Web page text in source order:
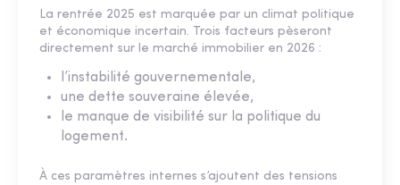
La rentrée 2025 est marquée par un climat politique
et économique incertain. Trois facteurs pèseront
directement sur le marché immobilier en 2026 :
l’instabilité gouvernementale,
une dette souveraine élevée,
le manque de visibilité sur la politique du
logement.
À ces paramètres internes s’ajoutent des tensions